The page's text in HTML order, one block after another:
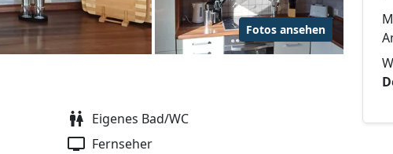
Fotos ansehen
Eigenes Bad/WC
Fernseher